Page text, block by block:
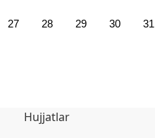
27 28 29 30 31
Hujjatlar